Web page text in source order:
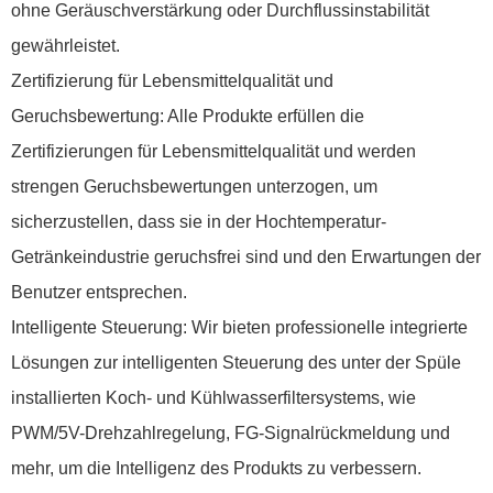
ohne Geräuschverstärkung oder Durchflussinstabilität
gewährleistet.
Zertifizierung für Lebensmittelqualität und
Geruchsbewertung: Alle Produkte erfüllen die
Zertifizierungen für Lebensmittelqualität und werden
strengen Geruchsbewertungen unterzogen, um
sicherzustellen, dass sie in der Hochtemperatur-
Getränkeindustrie geruchsfrei sind und den Erwartungen der
Benutzer entsprechen.
Intelligente Steuerung: Wir bieten professionelle integrierte
Lösungen zur intelligenten Steuerung des unter der Spüle
installierten Koch- und Kühlwasserfiltersystems, wie
PWM/5V-Drehzahlregelung, FG-Signalrückmeldung und
mehr, um die Intelligenz des Produkts zu verbessern.